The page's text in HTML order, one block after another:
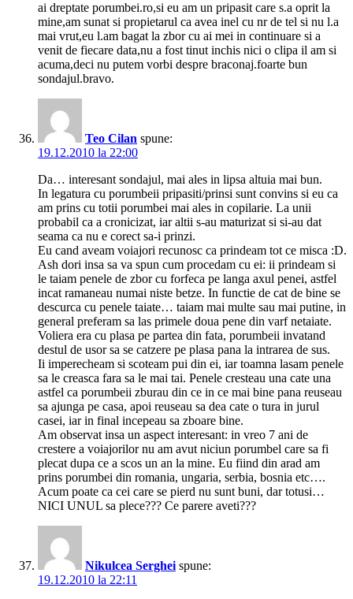
ai dreptate porumbei.ro,si eu am un pripasit care s.a oprit la
mine,am sunat si propietarul ca avea inel cu nr de tel si nu l.a
mai vrut,eu l.am bagat la zbor cu ai mei in continuare si a
venit de fiecare data,nu a fost tinut inchis nici o clipa il am si
acuma,deci nu putem vorbi despre braconaj.foarte bun
sondajul.bravo.
Teo Cilan spune:
19.12.2010 la 22:00
Da… interesant sondajul, mai ales in lipsa altuia mai bun.
In legatura cu porumbeii pripasiti/prinsi sunt convins si eu ca
am prins cu totii porumbei mai ales in copilarie. La unii
probabil ca a cronicizat, iar altii s-au maturizat si si-au dat
seama ca nu e corect sa-i prinzi.
Eu cand aveam voiajori recunosc ca prindeam tot ce misca :D.
Ash dori insa sa va spun cum procedam cu ei: ii prindeam si
le taiam penele de zbor cu forfeca pe langa axul penei, astfel
incat ramaneau numai niste betze. In functie de cat de bine se
descurca cu penele taiate… taiam mai multe sau mai putine, in
general preferam sa las primele doua pene din varf netaiate.
Voliera era cu plasa pe partea din fata, porumbeii invatand
destul de usor sa se catzere pe plasa pana la intrarea de sus.
Ii imperecheam si scoteam pui din ei, iar toamna lasam penele
sa le creasca fara sa le mai tai. Penele cresteau una cate una
astfel ca porumbeii zburau din ce in ce mai bine pana reuseau
sa ajunga pe casa, apoi reuseau sa dea cate o tura in jurul
casei, iar in final incepeau sa zboare bine.
Am observat insa un aspect interesant: in vreo 7 ani de
crestere a voiajorilor nu am avut niciun porumbel care sa fi
plecat dupa ce a scos un an la mine. Eu fiind din arad am
prins porumbei din romania, ungaria, serbia, bosnia etc….
Acum poate ca cei care se pierd nu sunt buni, dar totusi…
NICI UNUL sa plece??? Ce parere aveti???
Nikulcea Serghei spune:
19.12.2010 la 22:11